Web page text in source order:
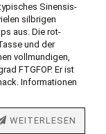
Sinensis-
silbrigen
aus. Die rot-
und der
vollmundigen,
FTGFOP. Er ist
Informationen
WEITERLESEN